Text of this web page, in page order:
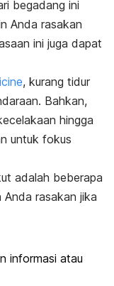
begadang ini
Anda rasakan
ini juga dapat
, kurang tidur
Bahkan,
hingga
untuk fokus
adalah beberapa
Anda rasakan jika
informasi atau